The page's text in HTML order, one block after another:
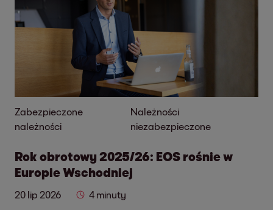
Zabezpieczone
należności
Należności
niezabezpieczone
Rok obrotowy 2025/26: EOS rośnie w
Europie Wschodniej
20 lip 2026 4 minuty